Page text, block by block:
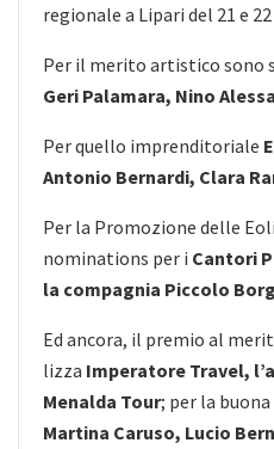
regionale a Lipari del 21 e
Per il merito artistico sono
Geri Palamara, Nino
Per quello imprenditoriale
Antonio Bernardi, Clara
Per la Promozione delle
nominations per i Cantori
la compagnia Piccolo
Ed ancora, il premio al
lizza Imperatore Travel,
Menalda Tour; per la
Martina Caruso, Lucio